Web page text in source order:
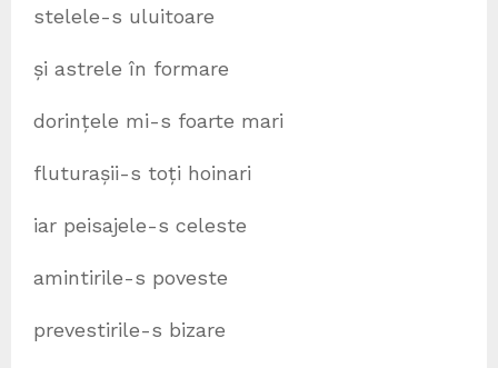
stelele-s uluitoare
și astrele în formare
dorințele mi-s foarte mari
fluturașii-s toți hoinari
iar peisajele-s celeste
amintirile-s poveste
prevestirile-s bizare